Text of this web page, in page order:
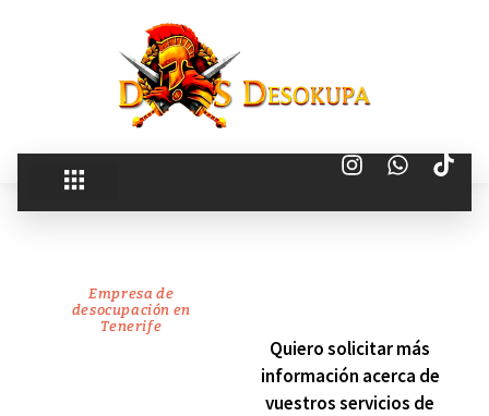
Empresa de
desocupación en
Tenerife
recuperamosQuiero solicitar más
información acerca de
vuestros servicios de